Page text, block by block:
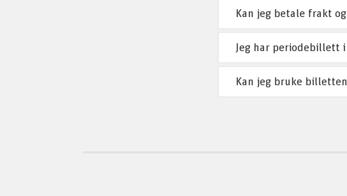
Kan jeg betale frakt
Jeg har periodebillett
Kan jeg bruke